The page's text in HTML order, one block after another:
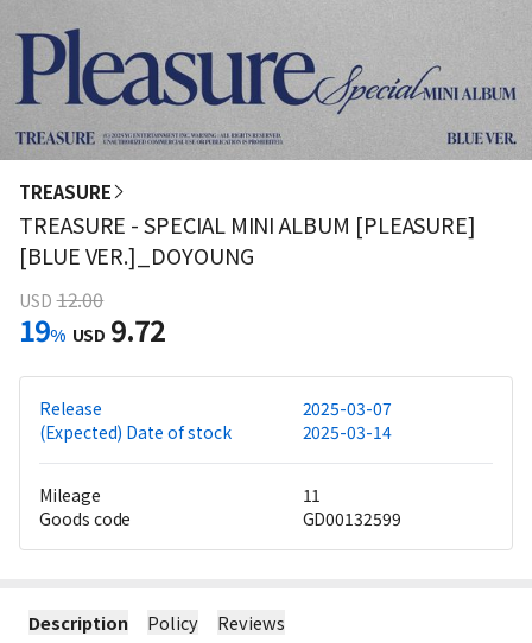
TREASURE
TREASURE - SPECIAL MINI ALBUM [PLEASURE]
[BLUE VER.]_DOYOUNG
USD 12.00
19% USD 9.72
Release
2025-03-07
(Expected) Date of stock
2025-03-14
Mileage
11
Goods code
GD00132599
Description Policy Reviews